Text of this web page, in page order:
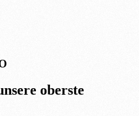
oberste